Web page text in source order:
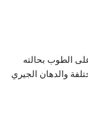
على الطوب بحالته
والدهان الجيري